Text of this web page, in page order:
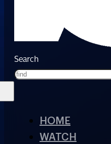
Search
HOME
WATCH